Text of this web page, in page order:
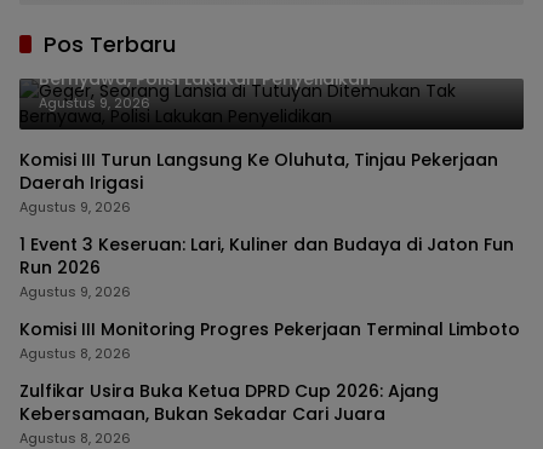
Pos Terbaru
Geger, Seorang Lansia di Tutuyan Ditemukan Tak
Bernyawa, Polisi Lakukan Penyelidikan
Agustus 9, 2026
Komisi III Turun Langsung Ke Oluhuta, Tinjau Pekerjaan
Daerah Irigasi
Agustus 9, 2026
1 Event 3 Keseruan: Lari, Kuliner dan Budaya di Jaton Fun
Run 2026
Agustus 9, 2026
Komisi III Monitoring Progres Pekerjaan Terminal Limboto
Agustus 8, 2026
Zulfikar Usira Buka Ketua DPRD Cup 2026: Ajang
Kebersamaan, Bukan Sekadar Cari Juara
Agustus 8, 2026